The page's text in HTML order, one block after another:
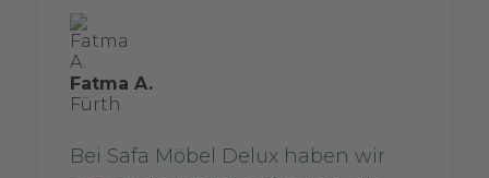
Fatma A.
Fürth
Bei Safa Möbel Delux haben wir